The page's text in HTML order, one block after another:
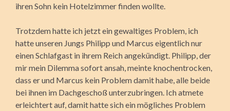
ihren Sohn kein Hotelzimmer finden wollte.
Trotzdem hatte ich jetzt ein gewaltiges Problem, ich
hatte unseren Jungs Philipp und Marcus eigentlich nur
einen Schlafgast in ihrem Reich angekündigt. Philipp, der
mir mein Dilemma sofort ansah, meinte knochentrocken,
dass er und Marcus kein Problem damit habe, alle beide
bei ihnen im Dachgeschoß unterzubringen. Ich atmete
erleichtert auf, damit hatte sich ein mögliches Problem